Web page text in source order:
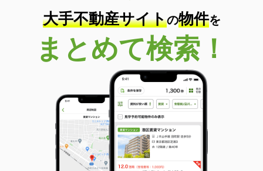
大手不動産サイトの物件を
まとめて検索！